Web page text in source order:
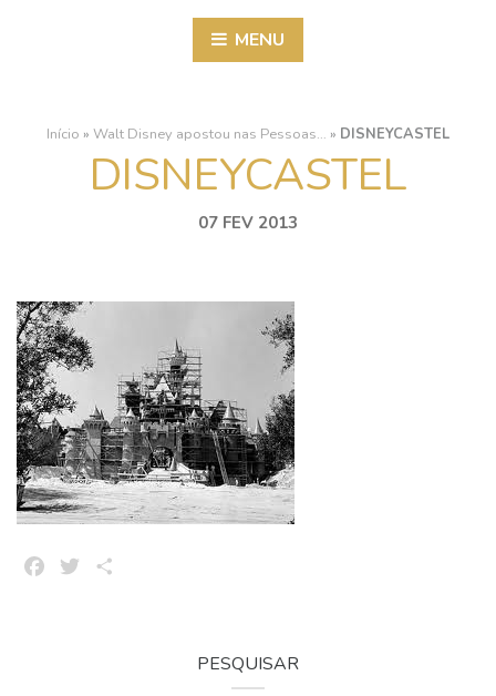
MENU
Início » Walt Disney apostou nas Pessoas… » DISNEYCASTEL
DISNEYCASTEL
07 FEV 2013
FacebookTwitter
PESQUISAR